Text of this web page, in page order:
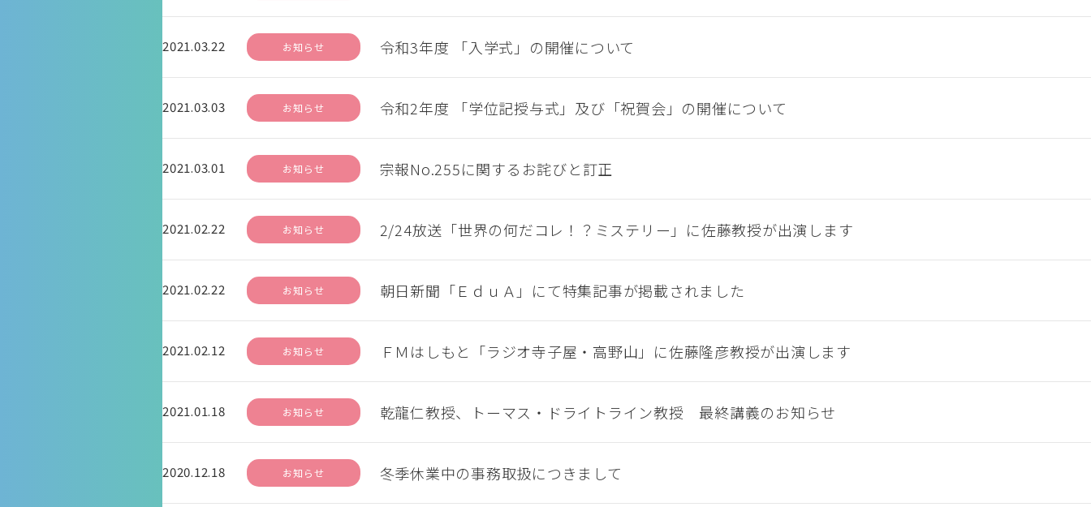
2021.03.22 お知らせ 令和3年度 「入学式」の開催について
2021.03.03 お知らせ 令和2年度 「学位記授与式」及び「祝賀会」の開催について
2021.03.01 お知らせ 宗報No.255に関するお詫びと訂正
2021.02.22 お知らせ 2/24放送「世界の何だコレ！？ミステリー」に佐藤教授が出演します
2021.02.22 お知らせ 朝日新聞「ＥｄｕＡ」にて特集記事が掲載されました
2021.02.12 お知らせ ＦＭはしもと「ラジオ寺子屋・高野山」に佐藤隆彦教授が出演します
2021.01.18 お知らせ 乾龍仁教授、トーマス・ドライトライン教授 最終講義のお知らせ
2020.12.18 お知らせ 冬季休業中の事務取扱につきまして